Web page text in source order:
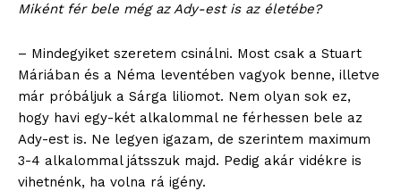
Miként fér bele még az Ady-est is az életébe?
– Mindegyiket szeretem csinálni. Most csak a Stuart
Máriában és a Néma leventében vagyok benne, illetve
már próbáljuk a Sárga liliomot. Nem olyan sok ez,
hogy havi egy-két alkalommal ne férhessen bele az
Ady-est is. Ne legyen igazam, de szerintem maximum
3-4 alkalommal játsszuk majd. Pedig akár vidékre is
vihetnénk, ha volna rá igény.